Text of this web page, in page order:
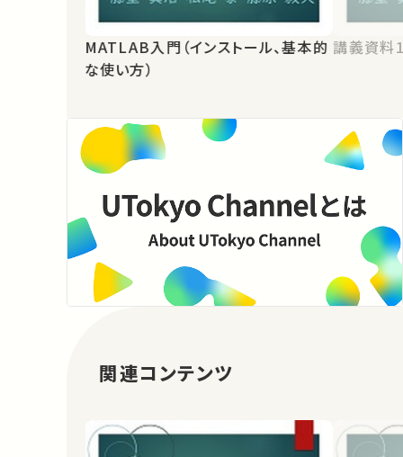
MATLAB入門（インストール、基本的
な使い方）
講義資料
関連コンテンツ